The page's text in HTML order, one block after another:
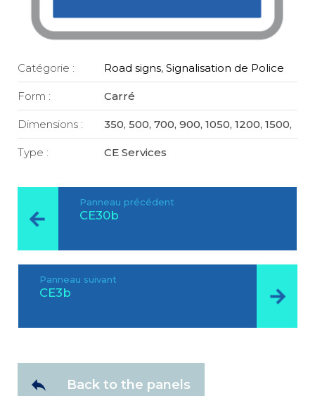
Catégorie : Road signs,Signalisation de Police
Form : Carré
Dimensions : 350, 500, 700, 900, 1050, 1200, 1500,
Type : CE Services
Panneau précédent
CE30b
Panneau suivant
CE3b
Back to the panels